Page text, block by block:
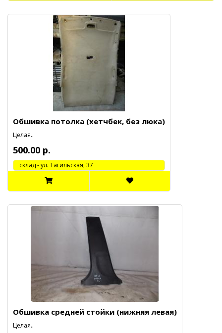
Обшивка потолка (хетчбек, без люка)
Целая..
500.00 р.
cклад - ул. Тагильская, 37
Обшивка средней стойки (нижняя левая)
Целая..